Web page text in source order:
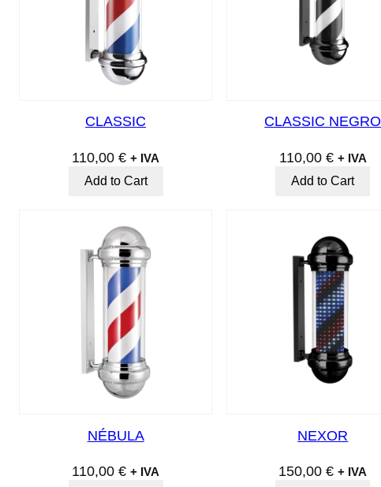
CLASSIC
110,00€ + IVA
Add to Cart
CLASSIC NEGRO
110,00 € + IVA
Add to Cart
NÉBULA
110,00€ + IVA
NEXOR
150,00€ + IVA